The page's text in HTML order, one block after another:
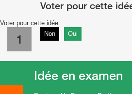
Voter pour cette idée
1 Non Oui
Idée en examen